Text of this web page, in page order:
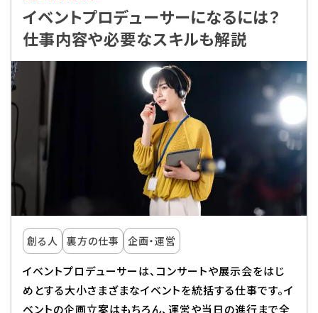
Q&A・お問い合わせ
大学・社会人の方へ
高校3年生の方へ
高校1・2年生の方へ
中学生の方へ
保護者の方へ
企業の方へ
留学生の方へ
イベントプロデューサーになるには？
仕事内容や必要なスキルも解説
創る人 裏方の仕事 企画・運営
イベントプロデューサーは、コンサートや展示会をはじ
めとする大小さまざまなイベントを統括する仕事です。イ
ベントの企画立案はもちろん、運営や当日の進行まで全